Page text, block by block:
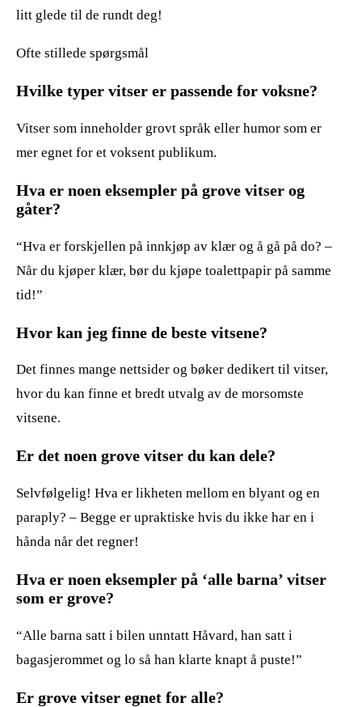
litt glede til de rundt deg!
Ofte stillede spørgsmål
Hvilke typer vitser er passende for voksne?
Vitser som inneholder grovt språk eller humor som er
mer egnet for et voksent publikum.
Hva er noen eksempler på grove vitser og
gåter?
“Hva er forskjellen på innkjøp av klær og å gå på do? –
Når du kjøper klær, bør du kjøpe toalettpapir på samme
tid!”
Hvor kan jeg finne de beste vitsene?
Det finnes mange nettsider og bøker dedikert til vitser,
hvor du kan finne et bredt utvalg av de morsomste
vitsene.
Er det noen grove vitser du kan dele?
Selvfølgelig! Hva er likheten mellom en blyant og en
paraply? – Begge er upraktiske hvis du ikke har en i
hånda når det regner!
Hva er noen eksempler på ‘alle barna’ vitser
som er grove?
“Alle barna satt i bilen unntatt Håvard, han satt i
bagasjerommet og lo så han klarte knapt å puste!”
Er grove vitser egnet for alle?